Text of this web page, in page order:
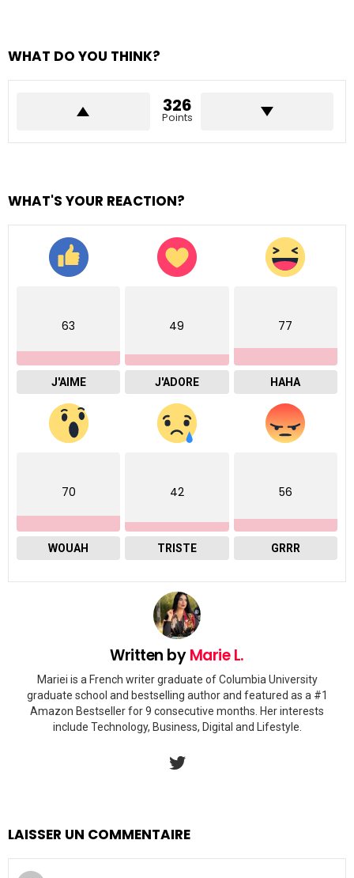
WHAT DO YOU THINK?
326
Points
WHAT'S YOUR REACTION?
63
J'AIME
49
J'ADORE
77
HAHA
70
WOUAH
42
TRISTE
56
GRRR
Written byMarie L.
Mariei is a French writer graduate of Columbia University
graduate school and bestselling author and featured as a #1
Amazon Bestseller for 9 consecutive months. Her interests
include Technology, Business, Digital and Lifestyle.
LAISSER UN COMMENTAIRE